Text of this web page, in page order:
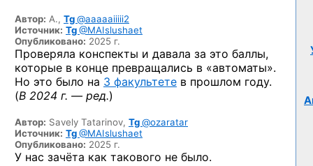
Автор: А., Tg@aaaaaiiiii2
Источник: Tg@MAIslushaet
Опубликовано: 2025 г.
Проверяла конспекты и давала за это баллы,
которые в конце превращались в «автоматы».
Но это было на 3 факультете в прошлом году.
(В 2024 г. — ред.)
Автор: Savely Tatarinov, Tg@ozaratar
Источник: Tg@MAIslushaet
Опубликовано: 2025 г.
У нас зачёта как такового не было.